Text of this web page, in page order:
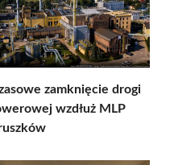
zamknięcie drogi
wzdłuż MLP